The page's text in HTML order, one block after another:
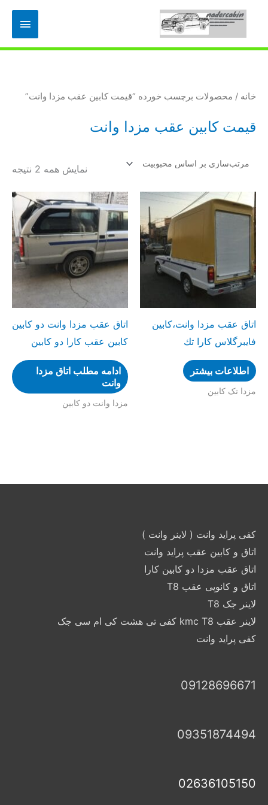
اصلی
خانه / محصولات برچسب خورده “قیمت کابین عقب مزدا وانت”
قیمت کابین عقب مزدا وانت
نمایش همه 2 نتیجه
اتاق عقب مزدا وانت،کابین
فایبرگلاس کارا تك
اطلاعات بیشتر
مزدا تک کابین
اتاق عقب مزدا وانت دو کابین
كابين عقب كارا دو كابين
ادامه مطلب اتاق مزدا
وانت
مزدا وانت دو کابین
کفی پراید وانت ( لاینر وانت )
اتاق و کابین عقب پراید وانت
اتاق عقب مزدا دو کابین کارا
اتاق و کانوپی عقب T8
لاینر جک T8
لاینر عقب kmc T8 کفی تی هشت کی ام سی جک
کفی پراید وانت
09128696671
09351874494
02636105150